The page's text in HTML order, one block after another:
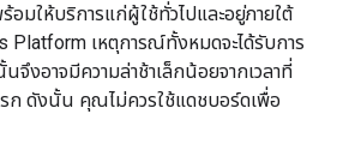
มให้บริการแก่ผู้ใช้ทั่วไปและอยู่ภายใต้
Platform เหตุการณ์ทั้งหมดจะได้รับการ
งอาจมีความล่าช้าเล็กน้อยจากเวลาที่
ก ดังนั้น คุณไม่ควรใช้แดชบอร์ดเพื่อ